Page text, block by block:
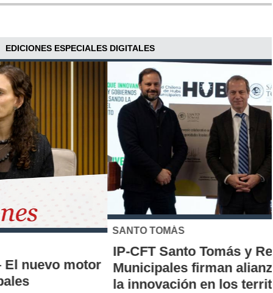
EDICIONES ESPECIALES DIGITALES
SANTO TOMÁS
IP-CFT Santo Tomás y Red de Hubs
Municipales firman alianza para impulsar
la innovación en los territorios